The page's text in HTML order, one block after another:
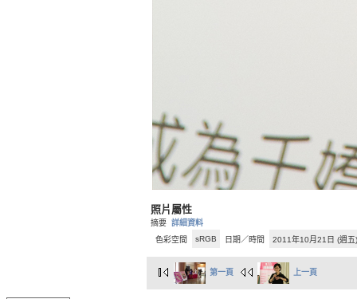
照片屬性
摘要 詳細資料
色彩空間
sRGB 日期／時間 2011年10月21日 (週
第一頁 上一頁